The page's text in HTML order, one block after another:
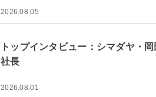
2026.08.05
トップインタビュー：シマダヤ・
社長
2026.08.01